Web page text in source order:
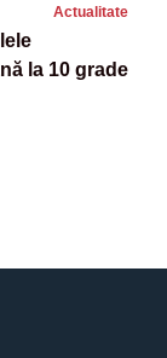
Actualitate
la 10 grade